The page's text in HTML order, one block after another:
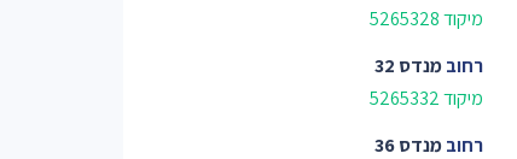
מיקוד 5265328
רחובמנדס 32
מיקוד 5265332
רחובמנדס 36